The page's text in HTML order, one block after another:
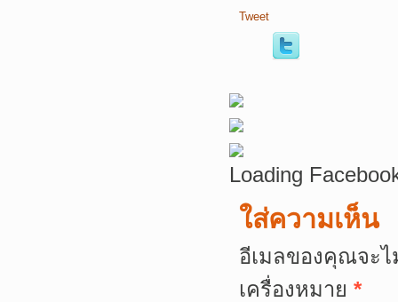
Tweet
Loading
ใส่ความเห็น
อีเมลของคุณจะ
เครื่องหมาย *